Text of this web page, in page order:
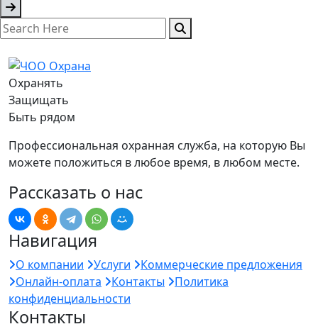
Охранять
Защищать
Быть рядом
Профессиональная охранная служба, на которую Вы
можете положиться в любое время, в любом месте.
Рассказать о нас
Навигация
О компании Услуги
Коммерческие предложения
Онлайн-оплата
Контакты
Политика
конфиденциальности
Контакты